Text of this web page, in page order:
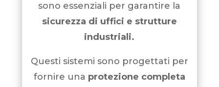
sono essenziali per garantire la
sicurezza di uffici e strutture
industriali.
Questi sistemi sono progettati per
fornire una protezione completa